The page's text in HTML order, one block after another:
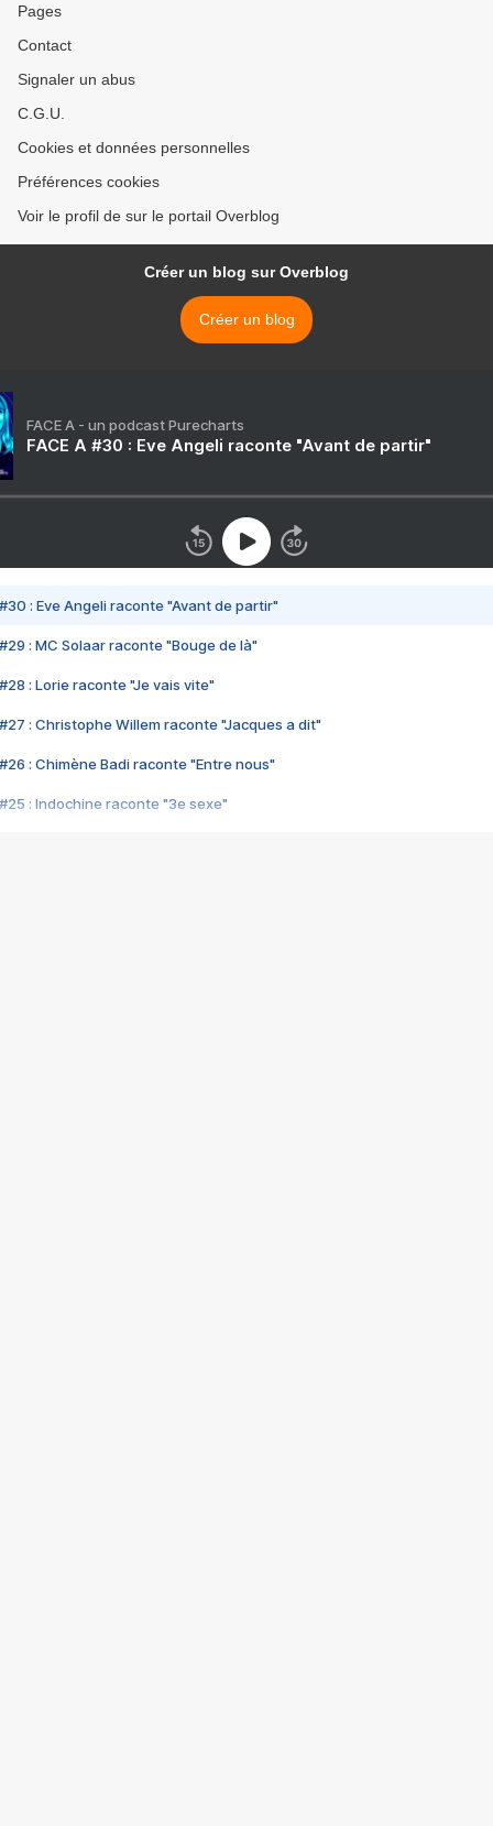
Pages
Contact
Signaler un abus
C.G.U.
Cookies et données personnelles
Préférences cookies
Voir le profil de sur le portail Overblog
Créer un blog sur Overblog
Créer un blog
FACE A - un podcast Purecharts
FACE A #30 : Eve Angeli raconte "Avant de partir"
#30 : Eve Angeli raconte "Avant de partir"
#29 : MC Solaar raconte "Bouge de là"
#28 : Lorie raconte "Je vais vite"
#27 : Christophe Willem raconte "Jacques a dit"
#26 : Chimène Badi raconte "Entre nous"
#25 : Indochine raconte "3e sexe"